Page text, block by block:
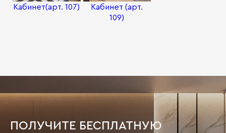
Кабинет(арт. 107)
Кабинет (арт.
109)
ПОЛУЧИТЕ БЕСПЛАТНУЮ